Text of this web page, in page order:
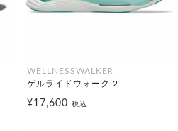
WELLNESSWALKER
ゲルライドウォーク 2
¥17,600 税込